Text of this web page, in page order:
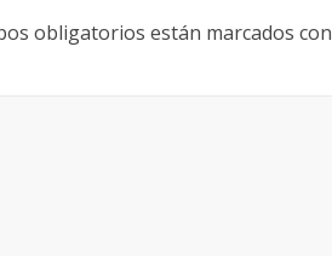
obligatorios están marcados con